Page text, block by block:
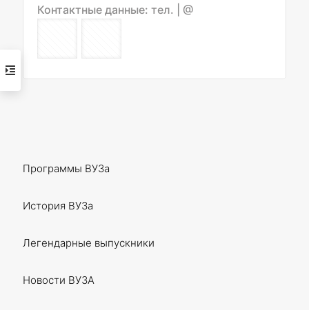
Контактные данные: тел.
| @
Программы ВУЗа
История ВУЗа
Легендарные выпускники
Новости ВУЗА